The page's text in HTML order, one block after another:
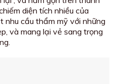
diện tích nhiều của
nhu cầu thẩm mỹ với những
và mang lại vẻ sang trọng